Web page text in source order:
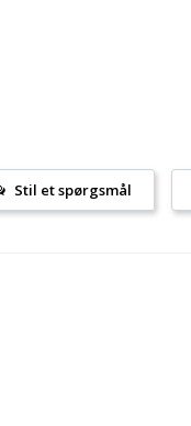
Stil et spørgsmål